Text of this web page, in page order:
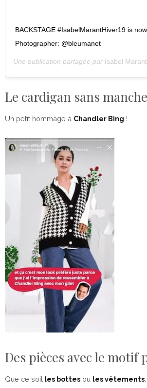
BACKSTAGE #IsabelMarantHiver19 is
Photographer: @bleumanet
Une publication partagée par Isabel Marant
Le cardigan sans manche
Un petit hommage à Chandler Bing !
Des pièces avec le motif
Que ce soit les bottes ou les vêtements